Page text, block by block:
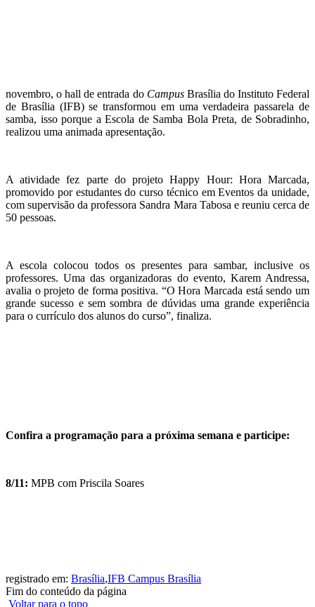
novembro, o hall de entrada do Campus Brasília do Instituto Federal
de Brasília (IFB) se transformou em uma verdadeira passarela de
samba, isso porque a Escola de Samba Bola Preta, de Sobradinho,
realizou uma animada apresentação.
A atividade fez parte do projeto Happy Hour: Hora Marcada,
promovido por estudantes do curso técnico em Eventos da unidade,
com supervisão da professora Sandra Mara Tabosa e reuniu cerca de
50 pessoas.
A escola colocou todos os presentes para sambar, inclusive os
professores. Uma das organizadoras do evento, Karem Andressa,
avalia o projeto de forma positiva. “O Hora Marcada está sendo um
grande sucesso e sem sombra de dúvidas uma grande experiência
para o currículo dos alunos do curso”, finaliza.
Confira a programação para a próxima semana e participe:
8/11: MPB com Priscila Soares
registrado em: Brasília,IFB Campus Brasília
Fim do conteúdo da página
Voltar para o topo